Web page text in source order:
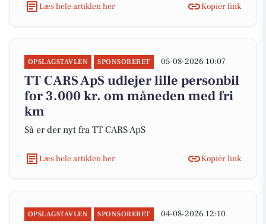
Læs hele artiklen her
Kopiér link
OPSLAGSTAVLEN SPONSORERET 05-08-2026 10:07
TT CARS ApS udlejer lille personbil
for 3.000 kr. om måneden med fri
km
Så er der nyt fra TT CARS ApS
Læs hele artiklen her Kopiér link
OPSLAGSTAVLEN SPONSORERET 04-08-2026 12:10